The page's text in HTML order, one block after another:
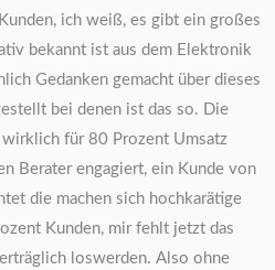
ich weiß, es gibt ein großes
bekannt ist aus dem Elektronik
Gedanken gemacht über dieses
bei denen ist das so. Die
für 80 Prozent Umsatz
Berater engagiert, ein Kunde von
die machen sich hochkarätige
Kunden, mir fehlt jetzt das
loswerden. Also ohne